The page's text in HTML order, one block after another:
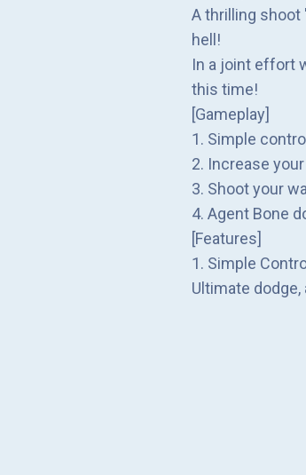
A thrilling shoot
hell!
In a joint effort
this time!
[Gameplay]
1. Simple
2. Increase
3. Shoot your
4. Agent Bone
[Features]
1. Simple
Ultimate